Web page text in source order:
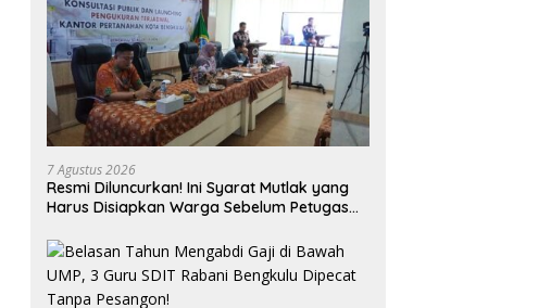
7 Agustus 2026
Resmi Diluncurkan! Ini Syarat Mutlak yang
Harus Disiapkan Warga Sebelum Petugas